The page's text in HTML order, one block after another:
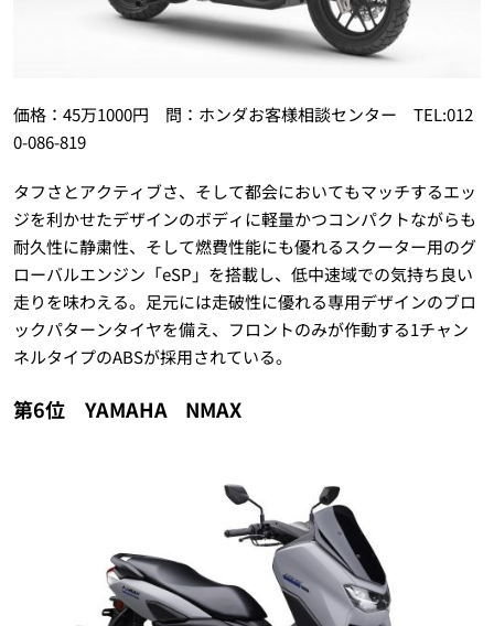
価格：45万1000円 問：ホンダお客様相談センター TEL:012
0-086-819
タフさとアクティブさ、そして都会においてもマッチするエッ
ジを利かせたデザインのボディに軽量かつコンパクトながらも
耐久性に静粛性、そして燃費性能にも優れるスクーター用のグ
ローバルエンジン「eSP」を搭載し、低中速域での気持ち良い
走りを味わえる。足元には走破性に優れる専用デザインのブロ
ックパターンタイヤを備え、フロントのみが作動する1チャン
ネルタイプのABSが採用されている。
第6位 YAMAHA NMAX